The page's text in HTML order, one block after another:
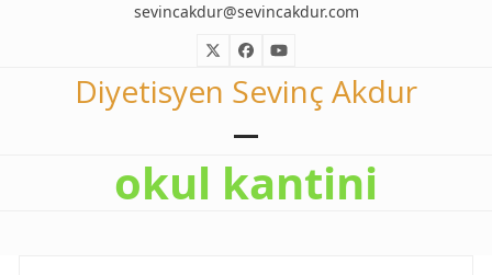
sevincakdur@sevincakdur.com
TwitterFacebookYouTube
Diyetisyen Sevinç Akdur
mobile
mobile
okul kantini